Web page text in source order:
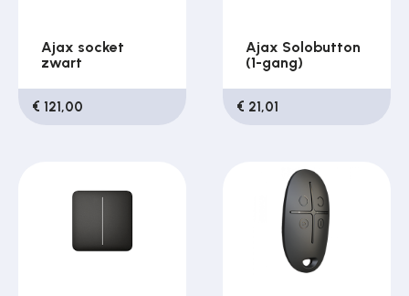
Ajax socket
zwart
€ 121,00
Ajax Solobutton
(1-gang)
€ 21,01